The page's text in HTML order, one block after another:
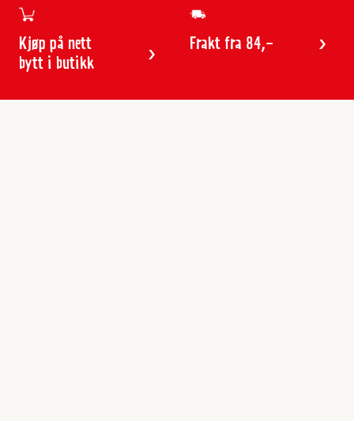
Kjøp på nett
bytt i butikk
Frakt fra 84,-